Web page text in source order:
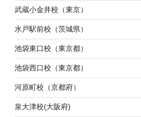
武蔵小金井校（東京）
水戸駅前校（茨城県）
池袋東口校（東京都）
池袋西口校（東京都）
河原町校（京都府）
泉大津校(大阪府)